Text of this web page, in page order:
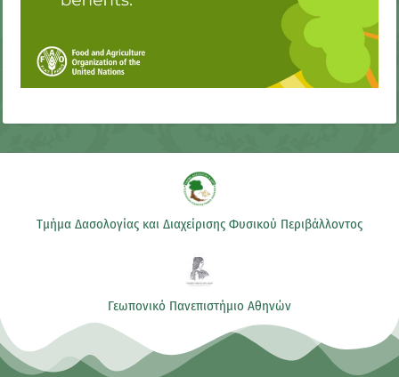
Τμήμα Δασολογίας και Διαχείρισης Φυσικού Περιβάλλοντος
Γεωπονικό Πανεπιστήμιο Αθηνών